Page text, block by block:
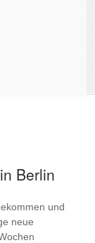
Berlin
und
neue